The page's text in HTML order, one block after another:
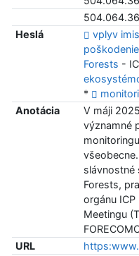
Heslá
vplyv
Forests -
*
Anotácia
V máji
významné
slávnostné
Forests,
orgánu
Meetingu
URL